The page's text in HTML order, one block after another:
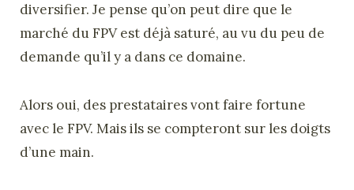
diversifier. Je pense qu’on peut dire que le
marché du FPV est déjà saturé, au vu du peu de
demande qu’il y a dans ce domaine.
Alors oui, des prestataires vont faire fortune
avec le FPV. Mais ils se compteront sur les doigts
d’une main.